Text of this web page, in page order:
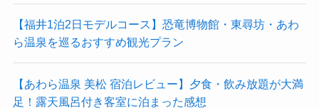
【福井1泊2日モデルコース】恐竜博物館・東尋坊・あわ
ら温泉を巡るおすすめ観光プラン
【あわら温泉 美松 宿泊レビュー】夕食・飲み放題が大満
足！露天風呂付き客室に泊まった感想